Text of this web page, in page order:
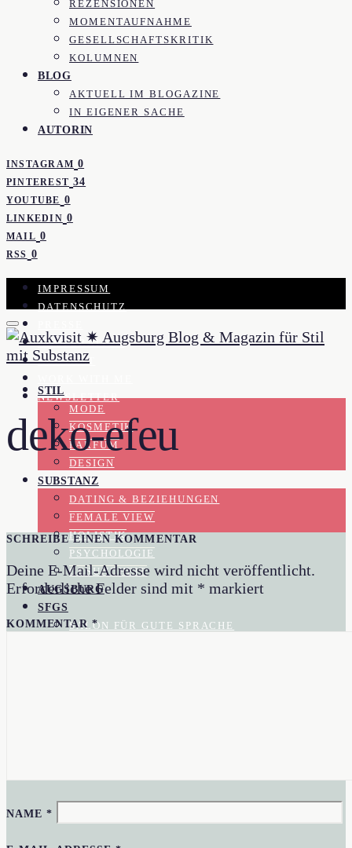
REZENSIONEN
MOMENTAUFNAHME
GESELLSCHAFTSKRITIK
KOLUMNEN
BLOG
AKTUELL IM BLOGAZINE
IN EIGENER SACHE
AUTORIN
INSTAGRAM 0
PINTEREST 34
YOUTUBE 0
LINKEDIN 0
MAIL 0
RSS 0
IMPRESSUM
DATENSCHUTZ
KOOPERATION
KONTAKT
NEWSLETTER
STIL
MODE
KOSMETIK
PARFUM
DESIGN
SUBSTANZ
DATING & BEZIEHUNGEN
FEMALE VIEW
HOLISTIK
PSYCHOLOGIE
GESUNDHEIT
AUGSBURG
SFGS
SALON FÜR GUTE SPRACHE
deko-efeu
SCHREIBE EINEN KOMMENTAR
Deine E-Mail-Adresse wird nicht veröffentlicht.
Erforderliche Felder sind mit * markiert
KOMMENTAR*
NAME*